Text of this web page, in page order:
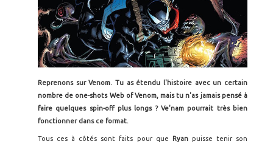
Reprenons sur Venom. Tu as étendu l'histoire avec un certain
nombre de one-shots Web of Venom, mais tu n'as jamais pensé à
faire quelques spin-off plus longs ? Ve'nam pourrait très bien
fonctionner dans ce format.
Tous ces à côtés sont faits pour que Ryan puisse tenir son